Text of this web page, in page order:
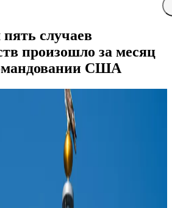
случаев
произошло за месяц
США